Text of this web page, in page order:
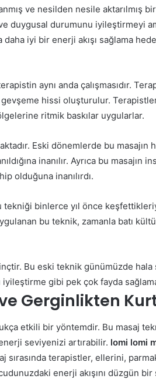
ve nesilden nesile aktarılmış
duygusal durumunu iyileştirmeyi
iyi bir enerji akışı sağlama
aynı anda çalışmasıdır.
hissi oluşturulur.
ritmik baskılar uygularlar.
Eski dönemlerde bu masajın
inanılır. Ayrıca bu masajın
olduğuna inanılırdı.
tekniği binlerce yıl önce
bu teknik, zamanla batı
Bu eski teknik günümüzde hala
gibi pek çok fayda
Gerginlikten
etkili bir yöntemdir. Bu masaj
seviyenizi artırabilir. lomi lomi
terapistler, ellerini,
enerji akışını düzgün bir